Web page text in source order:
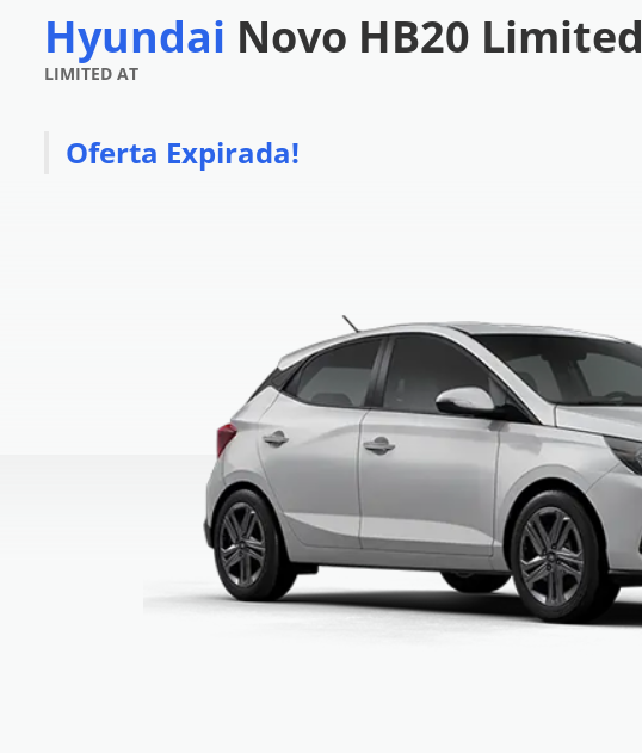
Hyundai Novo HB20 Limited
LIMITED AT
Oferta Expirada!